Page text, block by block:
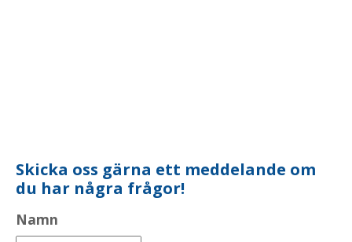
Skicka oss gärna ett meddelande om
du har några frågor!
Namn